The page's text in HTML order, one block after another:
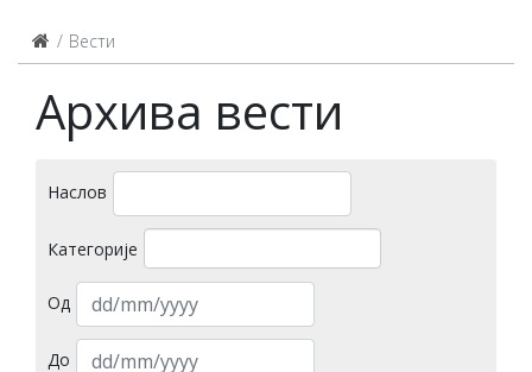
Вести
Архива вести
Наслов
Категорије
Од
До